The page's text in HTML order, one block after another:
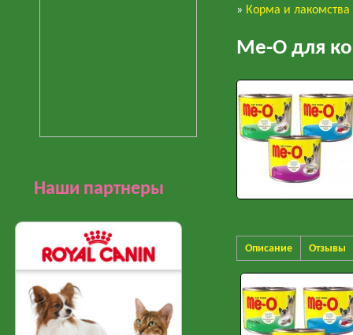
Наши партнеры
» Корма и лакомства
Ме-О для
Описание Отзывы